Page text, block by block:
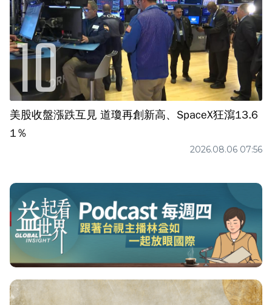
美股收盤漲跌互見 道瓊再創新高、SpaceX狂瀉13.6
1％
2026.08.06 07:56